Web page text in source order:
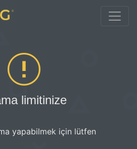
limitinize
yapabilmek için lütfen